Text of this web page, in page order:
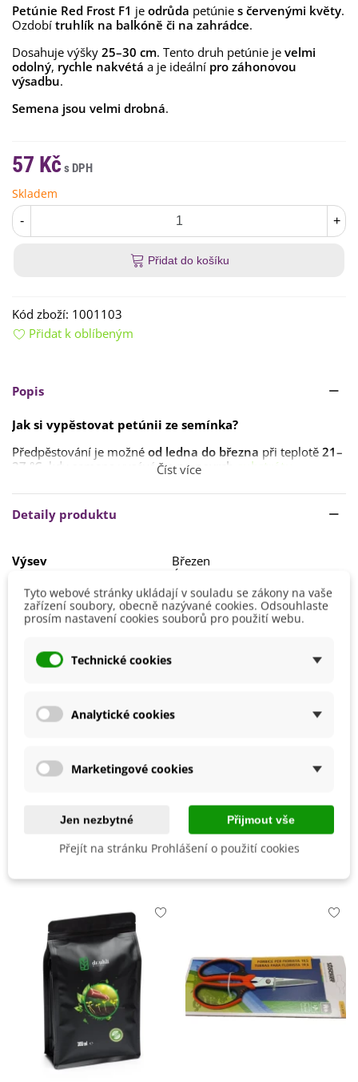
Petúnie Red Frost F1 je odrůda petúnie s červenými květy.
Ozdobí truhlík na balkóně či na zahrádce.
Dosahuje výšky 25–30 cm. Tento druh petúnie je velmi
odolný, rychle nakvétá a je ideální pro záhonovou
výsadbu.
Semena jsou velmi drobná.
57 Kč
Skladem
- +
Přidat do košíku
Kód zboží: 1001103
Přidat k oblíbeným
Popis
Jak si vypěstovat petúnii ze semínka?
Předpěstování je možné od ledna do března při teplotě 21–
27 °C , kdy semena vysévámena povrch substrátu
Doba klíčeni je10–21 dní, v některých případech idéle.
Po posledních mrazech je možné rostliny přesadit
výsevu. Nikoliv však přemokřený. Vhodný jesubstrát pro
okrasné rostliny,propustný,dobře prokypřený.
Číst více
Detaily produktu
Výsev
Březen
Únor
Výška
20 - 40 cm
Stanoviště
Polostín
Barva Květů
Výrobce
SemenaOnline
Hybridní F1
Mohlo by se také hodit
Tyto webové stránky ukládají v souladu se zákony na vaše
zařízení soubory, obecně nazývané cookies. Odsouhlaste
prosím nastavení cookies souborů pro použití webu.
Technické cookies
Analytické cookies
Marketingové cookies
Jen nezbytné Přijmout vše
Přejít na stránku Prohlášení o použití cookies